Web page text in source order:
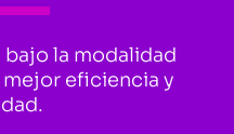
bajo la modalidad
eficiencia y